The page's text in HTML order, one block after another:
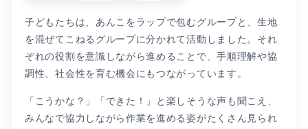
子どもたちは、あんこをラップで包むグループと、生地
を混ぜてこねるグループに分かれて活動しました。それ
ぞれの役割を意識しながら進めることで、手順理解や協
調性、社会性を育む機会にもつながっています。
「こうかな？」「できた！」と楽しそうな声も聞こえ、
みんなで協力しながら作業を進める姿がたくさん見られ